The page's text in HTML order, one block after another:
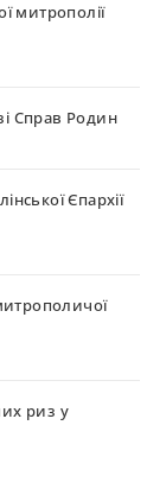
митрополії
Справ Родин
Єпархії
риз у